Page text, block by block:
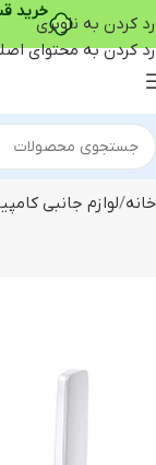
خرید
رد کردن به ناوبری
رد کردن به محتوای
خانه لوازم جانبی